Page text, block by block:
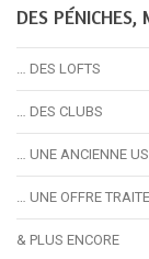
DES
… DES LOFTS
… DES CLUBS
… UNE ANCIENNE
… UNE OFFRE
& PLUS ENCORE